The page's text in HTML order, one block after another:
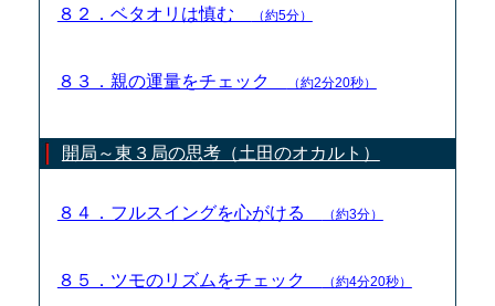
８２．ベタオリは慎む （約5分）
８３．親の運量をチェック （約2分20秒）
開局～東３局の思考（土田のオカルト）
８４．フルスイングを心がける （約3分）
８５．ツモのリズムをチェック （約4分20秒）